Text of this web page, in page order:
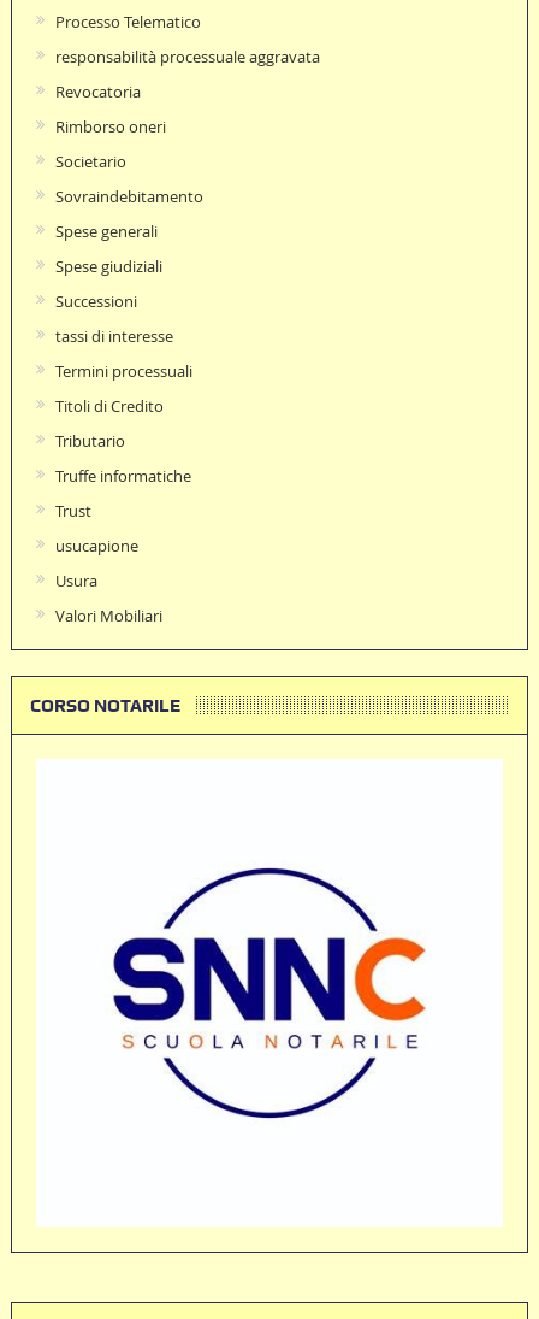
Processo Telematico
responsabilità processuale aggravata
Revocatoria
Rimborso oneri
Societario
Sovraindebitamento
Spese generali
Spese giudiziali
Successioni
tassi di interesse
Termini processuali
Titoli di Credito
Tributario
Truffe informatiche
Trust
usucapione
Usura
Valori Mobiliari
CORSO NOTARILE